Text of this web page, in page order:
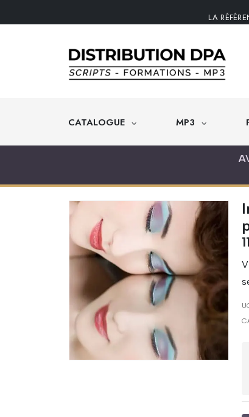
LA
CATALOGUE MP3